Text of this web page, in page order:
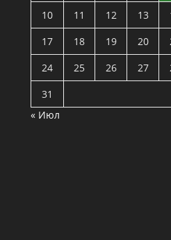
10
11 12 13
17
18 19 20
24
25 26 27
31
« Июл